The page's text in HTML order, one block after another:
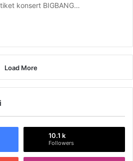
konsert BIGBANG…
Load More
10.1 k
Followers